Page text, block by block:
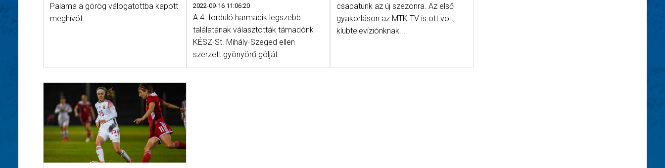
Palama a görög válogatottba kapott
meghívót.
2022-09-16 11:06:20
A 4. forduló harmadik legszebb
találatának választották támadónk
KÉSZ-St. Mihály-Szeged ellen
szerzett gyönyörű gólját.
csapatunk az új szezonra. Az első
gyakorláson az MTK TV is ott volt,
klubtelevíziónknak...